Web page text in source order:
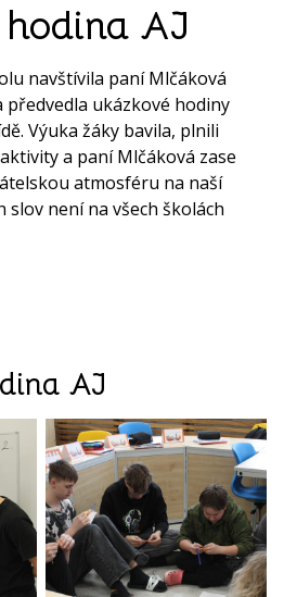
AJ
navštívila paní Mlčáková
předvedla ukázkové hodiny
Výuka žáky bavila, plnili
a paní Mlčáková zase
atmosféru na naší
není na všech školách
AJ